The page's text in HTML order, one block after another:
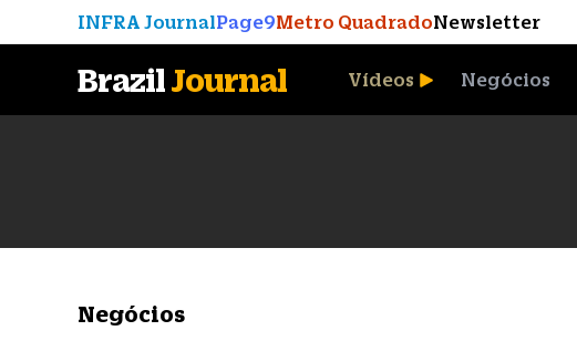
INFRA JournalPage9Metro QuadradoNewsletter
BrazilJournal Vídeos Negócios
Negócios